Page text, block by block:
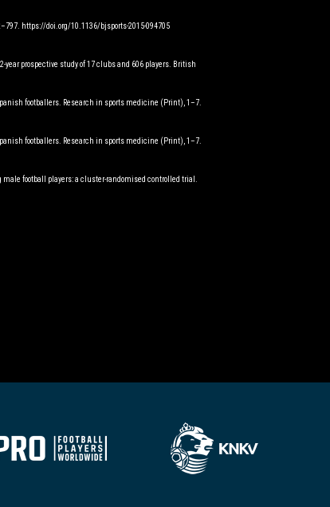
https://doi.org/10.1136/bjsports-2015-094705
year prospective study of 17 clubs and 606 players. British
footballers. Research in sports medicine (Print), 1–7.
footballers. Research in sports medicine (Print), 1–7.
male football players: a cluster-randomised controlled trial.